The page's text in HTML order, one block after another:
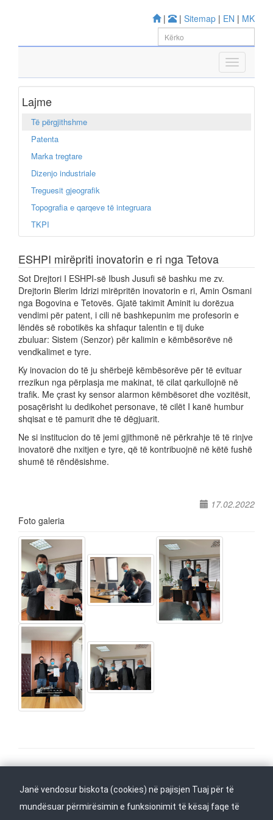
| | Sitemap | EN | MK
Lajme
Të përgjithshme
Patenta
Marka tregtare
Dizenjo industriale
Treguesit gjeografik
Topografia e qarqeve të integruara
TKPI
ESHPI mirëpriti inovatorin e ri nga Tetova
Sot Drejtori I ESHPI-së Ibush Jusufi së bashku me zv.
Drejtorin Blerim Idrizi mirëpritën inovatorin e ri, Amin Osmani
nga Bogovina e Tetovës. Gjatë takimit Aminit iu dorëzua
vendimi për patent, i cili në bashkepunim me profesorin e
lëndës së robotikës ka shfaqur talentin e tij duke
zbuluar: Sistem (Senzor) për kalimin e këmbësorëve në
vendkalimet e tyre.
Ky inovacion do të ju shërbejë këmbësorëve për të evituar
rrezikun nga përplasja me makinat, të cilat qarkullojnë në
trafik. Me çrast ky sensor alarmon këmbësoret dhe vozitësit,
posaçërisht iu dedikohet personave, të cilët I kanë humbur
shqisat e të pamurit dhe të dëgjuarit.
Ne si institucion do të jemi gjithmonë në përkrahje të të rinjve
inovatorë dhe nxitjen e tyre, që të kontribuojnë në këtë fushë
shumë të rëndësishme.
17.02.2022
Foto galeria
Kthehu në fillim Na ndiqni në
Janë vendosur biskota (cookies) në pajisjen Tuaj për të
mundësuar përmirësimin e funksionimit të kësaj faqe të